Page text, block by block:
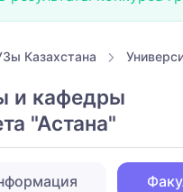
Казахстана
и кафедры
"Астана"